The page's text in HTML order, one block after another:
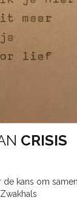
CRISIS
de kans om